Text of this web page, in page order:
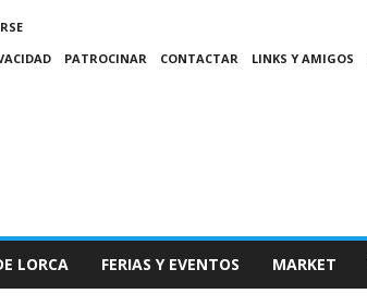
PATROCINAR CONTACTAR LINKS Y AMIGOS
LORCA FERIAS Y EVENTOS MARKET